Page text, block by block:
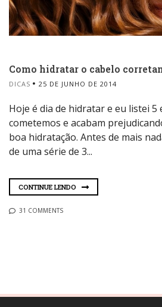
Como hidratar o cabelo
DICAS 25 DE JUNHO DE 2014
Hoje é dia de hidratar e eu listei
cometemos e acabam
boa hidratação. Antes de mais
de uma série de 3...
CONTINUE LENDO
31 COMMENTS